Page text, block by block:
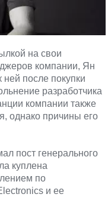
на свои
компании, Ян
после покупки
разработчика
компании также
однако причины его
пост генерального
куплена
по
и ее